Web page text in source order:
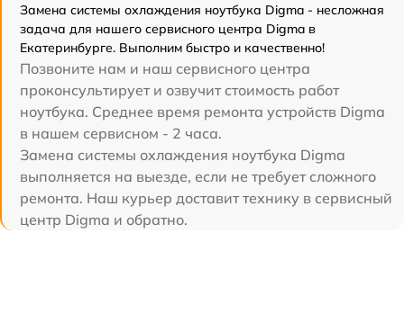
Замена системы охлаждения ноутбука Digma - несложная
задача для нашего сервисного центра Digma в
Екатеринбурге. Выполним быстро и качественно!
Позвоните нам и наш сервисного центра
проконсультирует и озвучит стоимость работ
ноутбука. Среднее время ремонта устройств Digma
в нашем сервисном - 2 часа.
Замена системы охлаждения ноутбука Digma
выполняется на выезде, если не требует сложного
ремонта. Наш курьер доставит технику в сервисный
центр Digma и обратно.